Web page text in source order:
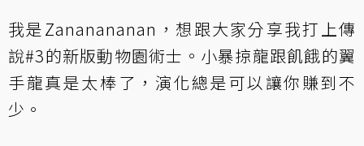
我是Zananananan，想跟大家分享我打上傳
說#3的新版動物園術士。小暴掠龍跟飢餓的翼
手龍真是太棒了，演化總是可以讓你賺到不
少。